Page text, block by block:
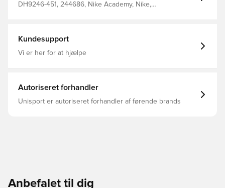
100% polyester.
DH9246-451, 244686, Nike Academy, Nike,
Kundesupport
Vi er her for at hjælpe
Autoriseret forhandler
Unisport er autoriseret forhandler af førende brands
Anbefalet til dig